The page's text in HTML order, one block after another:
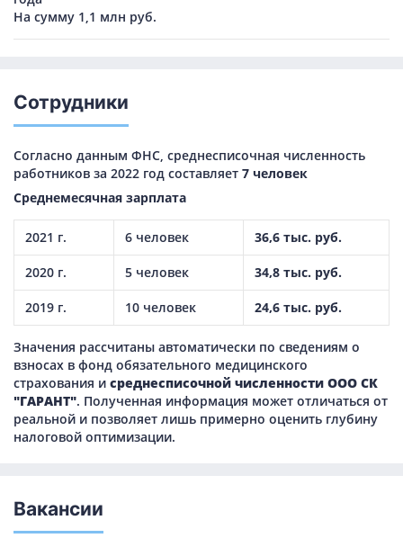
На сумму 1,1 млн руб.
Сотрудники
Согласно данным ФНС, среднесписочная численность
работников за 2022 год составляет 7 человек
Среднемесячная зарплата
2021 г. 6 человек 36,6 тыс. руб.
2020 г. 5 человек 34,8 тыс. руб.
2019 г. 10 человек 24,6 тыс. руб.
Значения рассчитаны автоматически по сведениям о
взносах в фонд обязательного медицинского
страхования и среднесписочной численности ООО СК
"ГАРАНТ". Полученная информация может отличаться от
реальной и позволяет лишь примерно оценить глубину
налоговой оптимизации.
Вакансии